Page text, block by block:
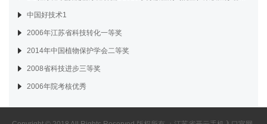
中国好技术1
2006年江苏省科技转化一等奖
2014年中国植物保护学会二等奖
2008省科技进步三等奖
2006年院考核优秀